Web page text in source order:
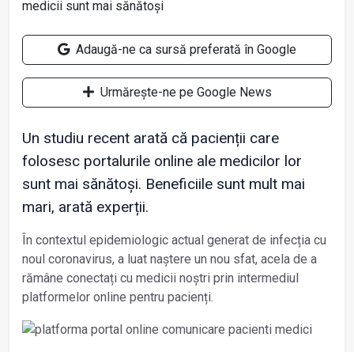
Adaugă-ne ca sursă preferată în Google
Urmărește-ne pe Google News
Un studiu recent arată că pacienții care
folosesc portalurile online ale medicilor lor
sunt mai sănătoși. Beneficiile sunt mult mai
mari, arată experții.
În contextul epidemiologic actual generat de infecția cu
noul coronavirus, a luat naștere un nou sfat, acela de a
rămâne conectați cu medicii noștri prin intermediul
platformelor online pentru pacienți.